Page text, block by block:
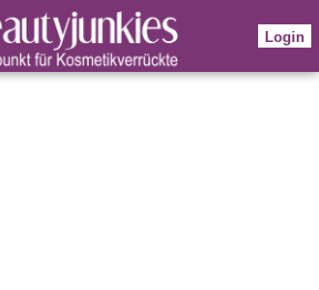
Login